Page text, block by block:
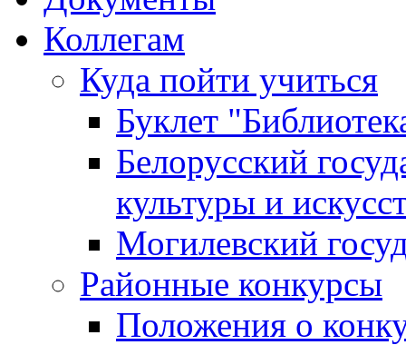
Коллегам
Куда пойти учиться
Буклет
Белорусский
культуры и
Могилевский
Районные конкурсы
Положения о